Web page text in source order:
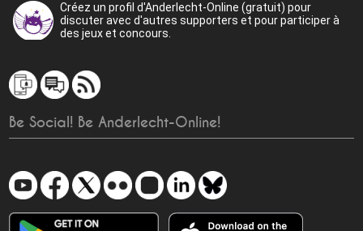
Créez un profil d'Anderlecht-Online (gratuit) pour
discuter avec d'autres supporters et pour participer à
des jeux et concours.
Be Social! Be Anderlecht-Online!